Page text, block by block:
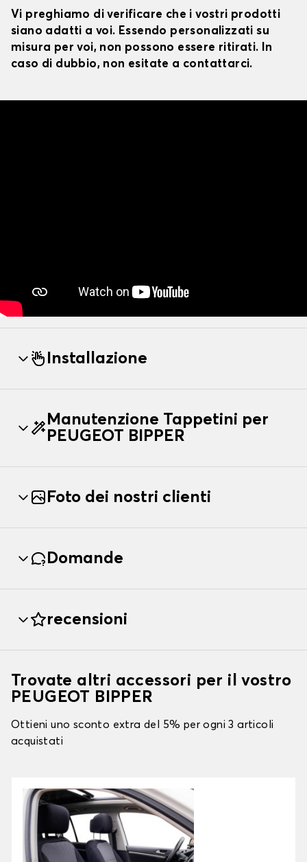
Vi preghiamo di verificare che i vostri prodotti
siano adatti a voi. Essendo personalizzati su
misura per voi, non possono essere ritirati. In
caso di dubbio, non esitate a contattarci.
Installazione
Manutenzione Tappetini per
PEUGEOT BIPPER
Foto dei nostri clienti
Domande
recensioni
Trovate altri accessori per il vostro
PEUGEOT BIPPER
Ottieni uno sconto extra del 5% per ogni 3 articoli
acquistati